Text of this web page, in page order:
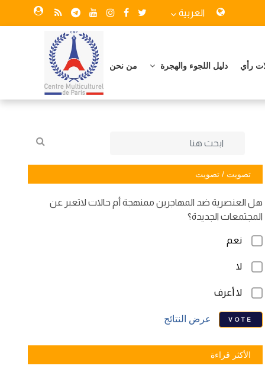
العربية
رأي دليل اللجوء والهجرة من نحن
تصويت / تصويت
هل العنصرية ضد المهاجرين ممنهجة أم حالات لاتعبر عن
المجتمعات الجديدة؟
نعم
لا
لا أعرف
VOTE عرض النتائج
الأكثر قراءة